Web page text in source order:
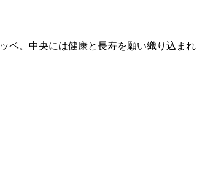
ベ。中央には健康と長寿を願い織り込まれ